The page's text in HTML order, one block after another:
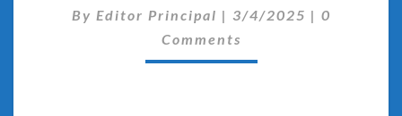
A
EXCOMBATIENTES
By Editor Principal | 3/4/2025 | 0
Comments